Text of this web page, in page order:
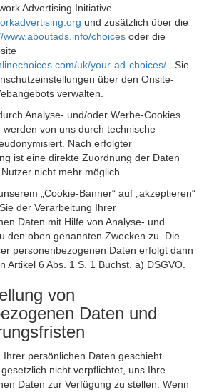
Advertising Initiative
und zusätzlich über die
www.aboutads.info/choices oder die
uk/your-ad-choices/
. Sie
über den Onsite-
verwalten.
Analyse- und/oder Werbe-Cookies
von uns durch technische
Nach erfolgter
ist eine direkte Zuordnung der Daten
nicht mehr möglich.
„Cookie-Banner“ auf „akzeptieren“
der Verarbeitung Ihrer
Daten mit Hilfe von Analyse- und
den oben genannten Zwecken zu. Die
personenbezogenen Daten erfolgt dann
Artikel 6 Abs. 1 S. 1 Buchst. a) DSGVO.
von
Daten und
Ihrer persönlichen Daten geschieht
nicht verpflichtet, uns Ihre
Daten zur Verfügung zu stellen. Wenn